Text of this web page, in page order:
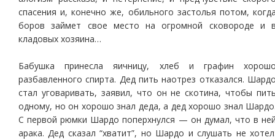
спасения и, конечно же, обильного застолья потом,
боров займет свое место на огромной сковороде и
кладовых хозяина…
Бабушка принесла яичницу, хлеб и графин
разбавленного спирта. Дед пить наотрез отказался.
стал уговаривать, заявил, что он не скотина, чтобы
одному, но он хорошо знал деда, а дед хорошо знал
С первой рюмки Шардо поперхнулся — он думал, что в
арака. Дед сказал “хватит”, но Шардо и слушать не